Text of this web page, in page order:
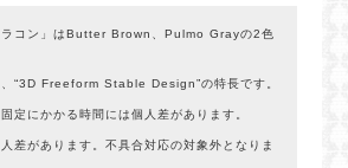
ラコン」はButter Brown、Pulmo Grayの2色
、“3D Freeform Stable Design”の特長です。
定にかかる時間には個人差があります。
差があります。不具合対応の対象外となりま